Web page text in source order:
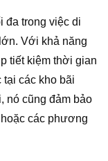
đa trong việc di
Với khả năng
tiết kiệm thời gian
các kho bãi
nó cũng đảm bảo
các phương